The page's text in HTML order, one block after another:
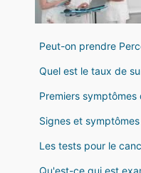
Peut-on prendre
Quel est le taux de
Premiers
Signes et
Les tests pour le
Qu'est-ce qui est